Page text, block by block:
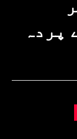
پردہ